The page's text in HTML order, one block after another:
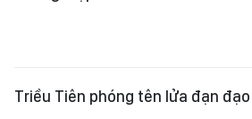
Triều Tiên phóng tên lửa đạn đạo